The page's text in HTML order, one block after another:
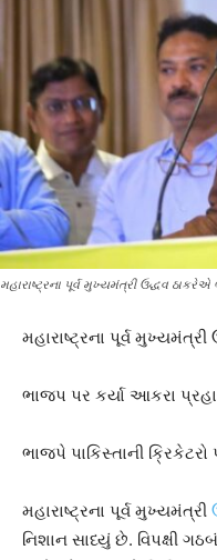
મહારાષ્ટ્રના પૂર્વ મુખ્યમંત્રી ઉદ્ધવ
મહારાષ્ટ્રના પૂર્વ
ભાજપ પર કર્યા આકરા
ભાજપે પાકિસ્તાની
મહારાષ્ટ્રના પૂર્વ મુખ્યમંત્રી
નિશાન સાધ્યું છે. વિપક્ષી